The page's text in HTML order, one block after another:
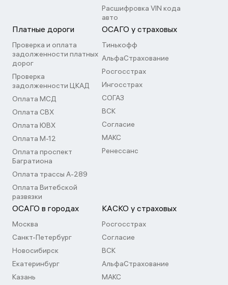
Расшифровка VIN кода
авто
Платные дороги
Проверка и оплата
задолженности платных
дорог
Проверка
задолженности ЦКАД
Оплата МСД
Оплата СВХ
Оплата ЮВХ
Оплата М-12
Оплата проспект
Багратиона
Оплата трассы А-289
Оплата Витебской
развязки
ОСАГО у страховых
Тинькофф
АльфаСтрахование
Росгосстрах
Ингосстрах
СОГАЗ
ВСК
Согласие
МАКС
Ренессанс
ОСАГО в городах
Москва
Санкт-Петербург
Новосибирск
Екатеринбург
Казань
КАСКО у страховых
Росгосстрах
Согласие
ВСК
АльфаСтрахование
МАКС